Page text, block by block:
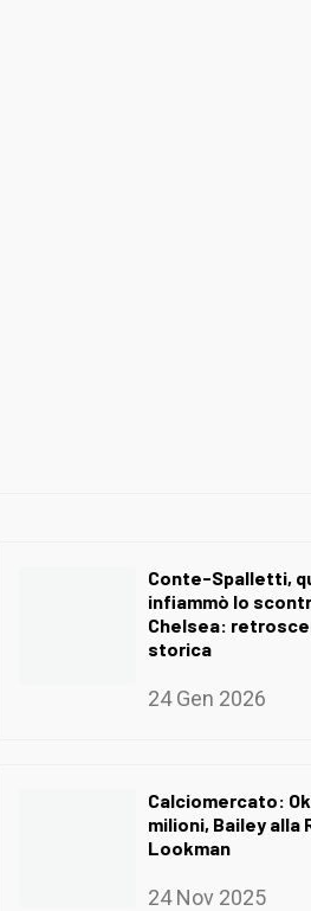
Conte-Spalletti,
infiammò lo
Chelsea:
storica
24 Gen 2026
Calciomercato:
milioni, Bailey alla
Lookman
24 Nov 2025